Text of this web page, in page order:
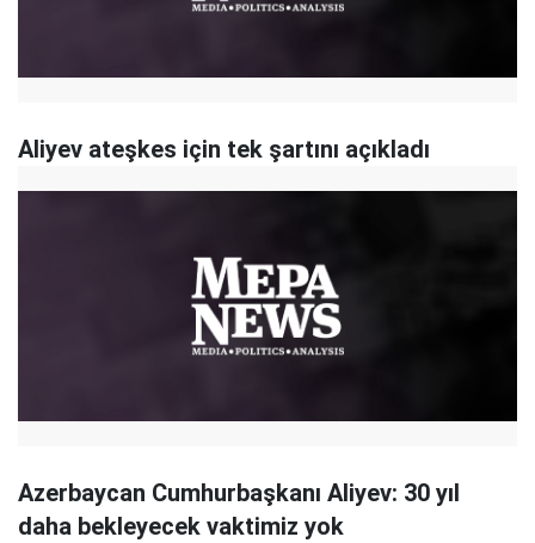
Aliyev ateşkes için tek şartını açıkladı
Azerbaycan Cumhurbaşkanı Aliyev: 30 yıl
daha bekleyecek vaktimiz yok